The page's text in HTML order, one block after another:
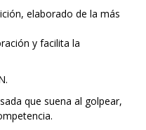
desde
$900.00
elaborado de la más
y facilita la
que suena al golpear,